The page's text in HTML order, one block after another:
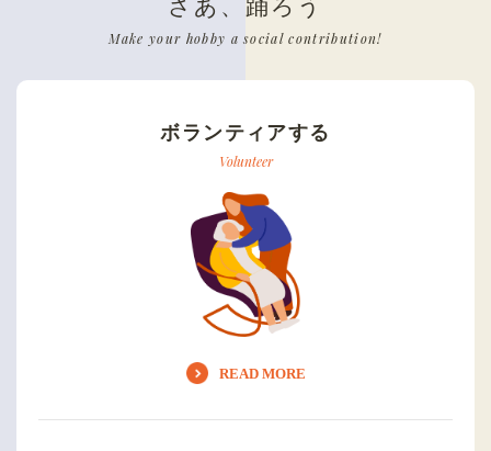
さあ、踊ろう
Make your hobby a social contribution!
ボランティアする
Volunteer
READ MORE